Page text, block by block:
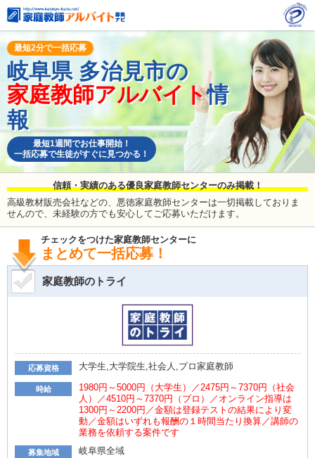
最短2分で一括応募
岐阜県 多治見市の
家庭教師アルバイト情
報
最短1週間でお仕事開始！
一括応募で生徒がすぐに見つかる！
信頼・実績のある優良家庭教師センターのみ掲載！
高級教材販売会社などの、悪徳家庭教師センターは一切掲載しておりま
せんので、未経験の方でも安心してご応募いただけます。
チェックをつけた家庭教師センターに
まとめて一括応募！
家庭教師のトライ
応募資格 大学生,大学院生,社会人,プロ家庭教師
時給
1980円～5000円（大学生）／2475円～7370円（社会
人）／4510円～7370円（プロ）／オンライン指導は
1300円～2200円／金額は登録テストの結果により変
動／金額はいずれも報酬の１時間当たり換算／講師の
業務を依頼する案件です
募集地域 岐阜県全域